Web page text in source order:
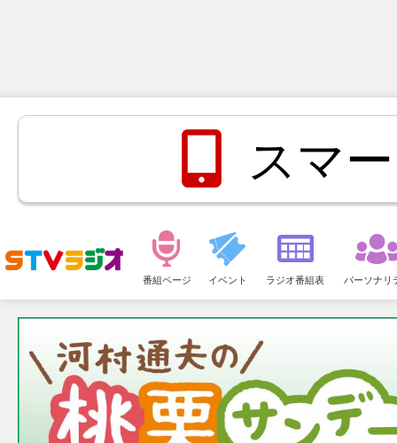
スマ
ュ
番組ページ イベント ラジオ番組表 パーソナリ